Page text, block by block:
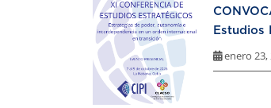
Estudios
enero 23,